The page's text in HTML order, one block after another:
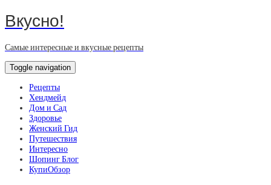
Вкусно!
Самые интересные и вкусные рецепты
Toggle navigation
Рецепты
Хендмейд
Дом и Сад
Здоровье
Женский Гид
Путешествия
Интересно
Шопинг Блог
КупиОбзор